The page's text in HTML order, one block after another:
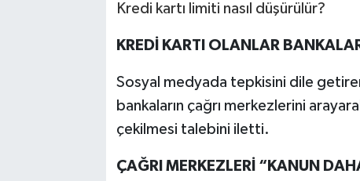
Kredi kartı limiti nasıl düşürülür?
KREDİ KARTI OLANLAR
Sosyal medyada tepkisini dile
bankaların çağrı merkezlerini
çekilmesi talebini iletti.
ÇAĞRI MERKEZLERİ “KANUN